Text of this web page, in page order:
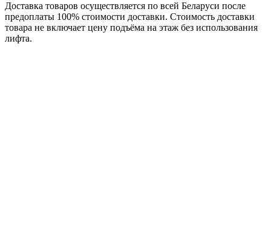
Доставка товаров осуществляется по всей Беларуси после
предоплаты 100% стоимости доставки. Стоимость доставки
товара не включает цену подъёма на этаж без использования
лифта.